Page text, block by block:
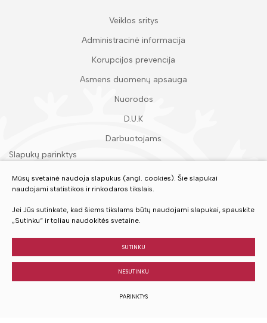
Veiklos sritys
Administracinė informacija
Korupcijos prevencija
Asmens duomenų apsauga
Nuorodos
D.U.K
Darbuotojams
Slapukų parinktys
Įvertinkite mūsų paslaugas
Mūsų svetainė naudoja slapukus (angl. cookies). Šie slapukai
naudojami statistikos ir rinkodaros tikslais.
Jei Jūs sutinkate, kad šiems tikslams būtų naudojami slapukai, spauskite
„Sutinku“ ir toliau naudokitės svetaine.
SUTINKU
NESUTINKU
PARINKTYS